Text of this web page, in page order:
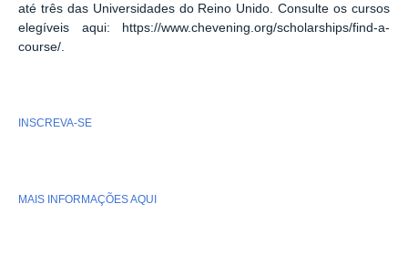
até três das Universidades do Reino Unido. Consulte os cursos
elegíveis aqui: https://www.chevening.org/scholarships/find-a-
course/.
INSCREVA-SE
MAIS INFORMAÇÕES AQUI